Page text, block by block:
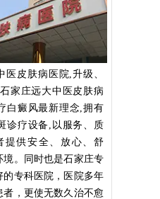
医皮肤病医院,升级、
家庄远大中医皮肤病
白癜风最新理念,拥有
诊疗设备,以服务、质
提供安全、放心、舒
境。同时也是石家庄专
的专科医院，医院多年
者，更使无数久治不愈